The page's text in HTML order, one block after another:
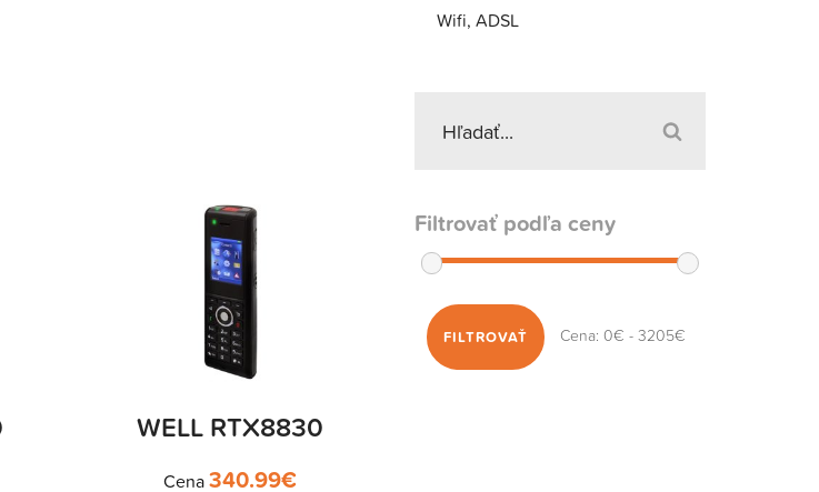
Wifi, ADSL
Filtrovať podľa ceny
FILTROVAŤ Cena: 0€ - 3205€
WELL RTX8830
Cena340.99€